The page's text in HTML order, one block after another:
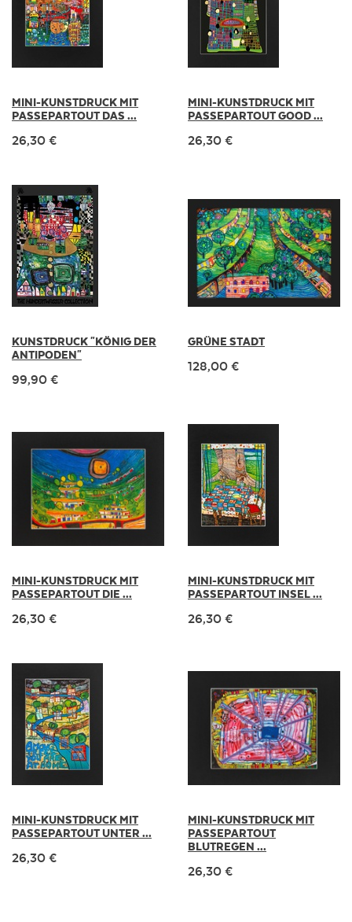
MINI-KUNSTDRUCK MIT
PASSEPARTOUT DAS ...
26,30 €
MINI-KUNSTDRUCK MIT
PASSEPARTOUT GOOD ...
26,30 €
KUNSTDRUCK "KÖNIG DER
ANTIPODEN"
99,90 €
GRÜNE STADT
128,00 €
MINI-KUNSTDRUCK MIT
PASSEPARTOUT DIE ...
26,30 €
MINI-KUNSTDRUCK MIT
PASSEPARTOUT INSEL ...
26,30 €
MINI-KUNSTDRUCK MIT
PASSEPARTOUT UNTER ...
26,30 €
MINI-KUNSTDRUCK MIT
PASSEPARTOUT
BLUTREGEN ...
26,30 €